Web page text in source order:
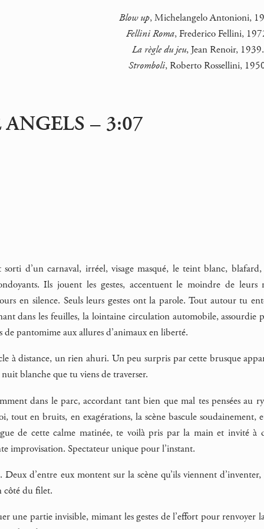
Blow up, Michelangelo Antonioni,
Fellini Roma, Frederico Fellini,
La règle du jeu, Jean Renoir, 1939.
Stromboli, Roberto Rossellini,
– 3:07
d’un carnaval, irréel, visage masqué, le teint blanc, blafard,
Ils jouent les gestes, accentuent le moindre de
en silence. Seuls leurs gestes ont la parole. Tout autour tu
dans les feuilles, la lointaine circulation automobile,
de pantomime aux allures d’animaux en liberté.
à distance, un rien ahuri. Un peu surpris par cette brusque
blanche que tu viens de traverser.
dans le parc, accordant tant bien que mal tes pensées
tout en bruits, en exagérations, la scène bascule
de cette calme matinée, te voilà pris par la main et invité à
improvisation. Spectateur unique pour l’instant.
d’entre eux montent sur la scène qu’ils viennent
côté du filet.
une partie invisible, mimant les gestes de l’effort pour renvoyer